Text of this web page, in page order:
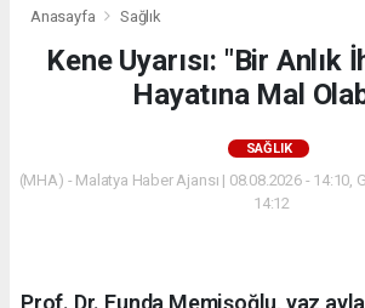
Anasayfa Sağlık
Kene Uyarısı: "Bir Anlık
Hayatına Mal
SAĞLIK
(MHA) - Malatya Haber Ajansı | 08.08.2026 - 14:10,
14:12
Prof. Dr. Funda Memişoğlu, yaz